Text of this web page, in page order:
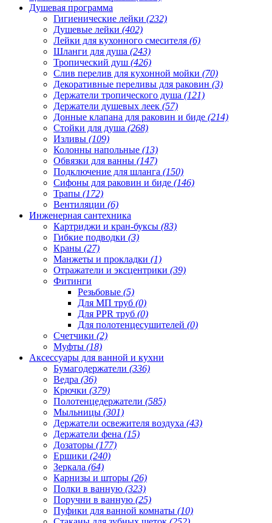
Душевая программа
Гигиенические лейки (232)
Душевые лейки (402)
Лейки для кухонного смесителя (6)
Шланги для душа (243)
Тропический душ (426)
Слив перелив для кухонной мойки (70)
Декоративные переливы для раковин (3)
Держатели тропического душа (121)
Держатели душевых леек (57)
Донные клапана для раковин и биде (214)
Стойки для душа (268)
Изливы (109)
Колонны напольные (13)
Обвязки для ванны (147)
Подключение для шланга (150)
Сифоны для раковин и биде (146)
Трапы (172)
Вентиляции (6)
Инженерная сантехника
Картриджи и кран-буксы (83)
Гибкие подводки (3)
Краны (27)
Манжеты и прокладки (1)
Отражатели и эксцентрики (39)
Фитинги
Резьбовые (5)
Для МП труб (0)
Для PPR труб (0)
Для полотенцесушителей (0)
Счетчики (2)
Муфты (18)
Аксессуары для ванной и кухни
Бумагодержатели (336)
Ведра (36)
Крючки (379)
Полотенцедержатели (585)
Мыльницы (301)
Держатели освежителя воздуха (43)
Держатели фена (15)
Дозаторы (177)
Ершики (240)
Зеркала (64)
Карнизы и шторы (26)
Полки в ванную (323)
Поручни в ванную (25)
Пуфики для ванной комнаты (10)